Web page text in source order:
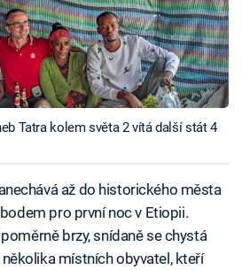
Tatra kolem světa 2 vítá další stát 4
až do historického města
pro první noc v Etiopii.
brzy, snídaně se chystá
místních obyvatel, kteří